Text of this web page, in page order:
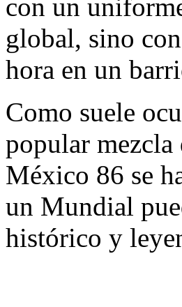
con un
global, sino
hora en un
Como suele
popular mezcla
México 86 se
un Mundial
histórico y